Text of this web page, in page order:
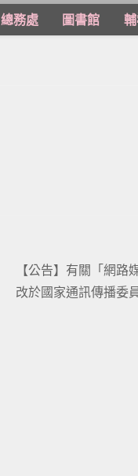
總務處 圖書館
【公告】有關「網
改於國家通訊傳播委